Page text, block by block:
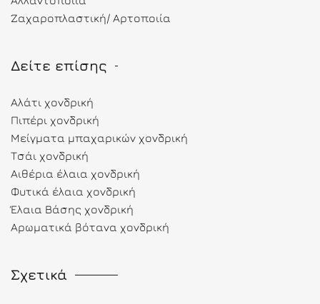
Ζαχαροπλαστική/ Αρτοποιία
Δείτε επίσης
Αλάτι χονδρική
Πιπέρι χονδρική
Μείγματα μπαχαρικών χονδρική
Τσάι χονδρική
Αιθέρια έλαια χονδρική
Φυτικά έλαια χονδρική
Έλαια Βάσης χονδρική
Αρωματικά βότανα χονδρική
Σχετικά